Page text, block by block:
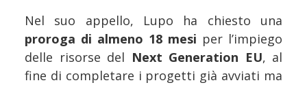
Nel suo appello, Lupo ha chiesto una
proroga di almeno 18 mesi per l’impiego
delle risorse del Next Generation EU, al
fine di completare i progetti già avviati ma